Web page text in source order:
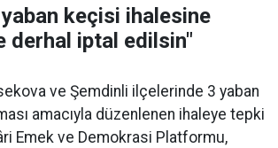
keçisi ihalesine
derhal iptal edilsin"
ve Şemdinli ilçelerinde 3 yaban
amacıyla düzenlenen ihaleye tepki
Emek ve Demokrasi Platformu,